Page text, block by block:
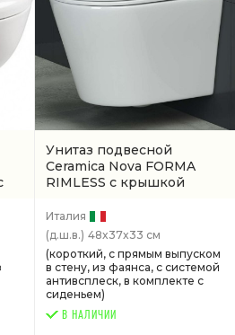
Унитаз подвесной
Ceramica Nova FORMA
RIMLESS с крышкой
безободковый, белый с
бачком скрытого монтажа
(CN3011)
Италия
(д.ш.в.) 48x37x33 см
(короткий, с прямым выпуском
в стену, из фаянса, с системой
антивсплеск, в комплекте с
сиденьем)
В НАЛИЧИИ